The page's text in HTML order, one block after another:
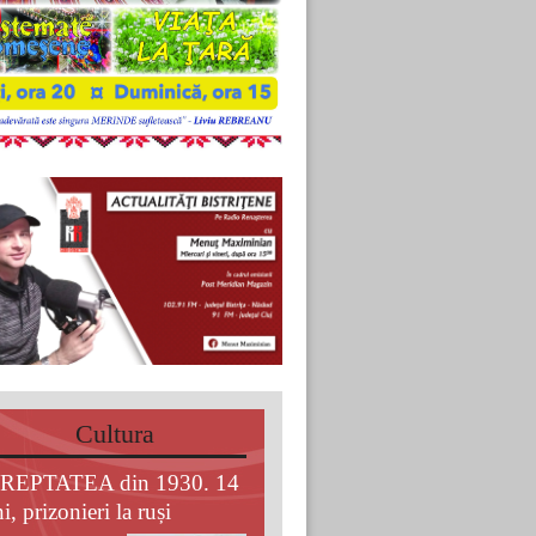
Cultura
din 1930. 14
prizonieri la ruși